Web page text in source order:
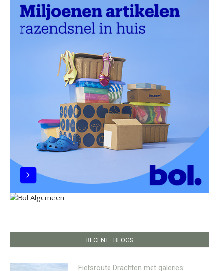
RECENTE BLOGS
Fietsroute Drachten met galeries: